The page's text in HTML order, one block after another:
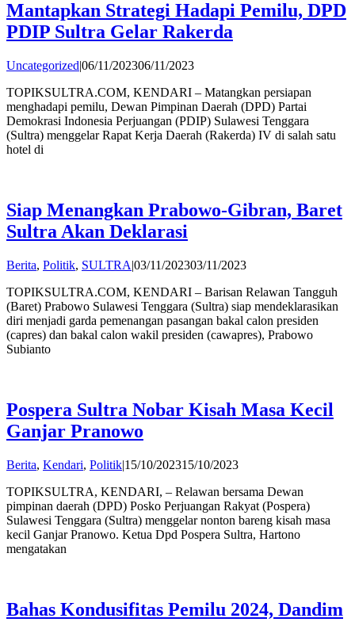
Mantapkan Strategi Hadapi Pemilu, DPD
PDIP Sultra Gelar Rakerda
Uncategorized|06/11/202306/11/2023by
Hatta
TOPIKSULTRA.COM, KENDARI – Matangkan persiapan
menghadapi pemilu, Dewan Pimpinan Daerah (DPD) Partai
Demokrasi Indonesia Perjuangan (PDIP) Sulawesi Tenggara
(Sultra) menggelar Rapat Kerja Daerah (Rakerda) IV di salah satu
hotel di
Siap Menangkan Prabowo-Gibran, Baret
Sultra Akan Deklarasi
Berita, Politik, SULTRA|03/11/202303/11/2023by
Hatta
TOPIKSULTRA.COM, KENDARI – Barisan Relawan Tangguh
(Baret) Prabowo Sulawesi Tenggara (Sultra) siap mendeklarasikan
diri menjadi garda pemenangan pasangan bakal calon presiden
(capres) dan bakal calon wakil presiden (cawapres), Prabowo
Subianto
Pospera Sultra Nobar Kisah Masa Kecil
Ganjar Pranowo
Berita, Kendari, Politik|15/10/202315/10/2023by
Hatta
TOPIKSULTRA, KENDARI, – Relawan bersama Dewan
pimpinan daerah (DPD) Posko Perjuangan Rakyat (Pospera)
Sulawesi Tenggara (Sultra) menggelar nonton bareng kisah masa
kecil Ganjar Pranowo. Ketua Dpd Pospera Sultra, Hartono
mengatakan
Bahas Kondusifitas Pemilu 2024, Dandim